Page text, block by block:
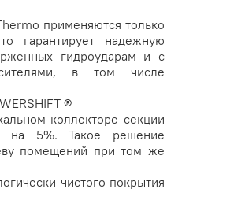
применяются только
гарантирует надежную
гидроударам и с
в том числе
®
коллекторе секции
на 5%. Такое решение
помещений при том же
чистого покрытия